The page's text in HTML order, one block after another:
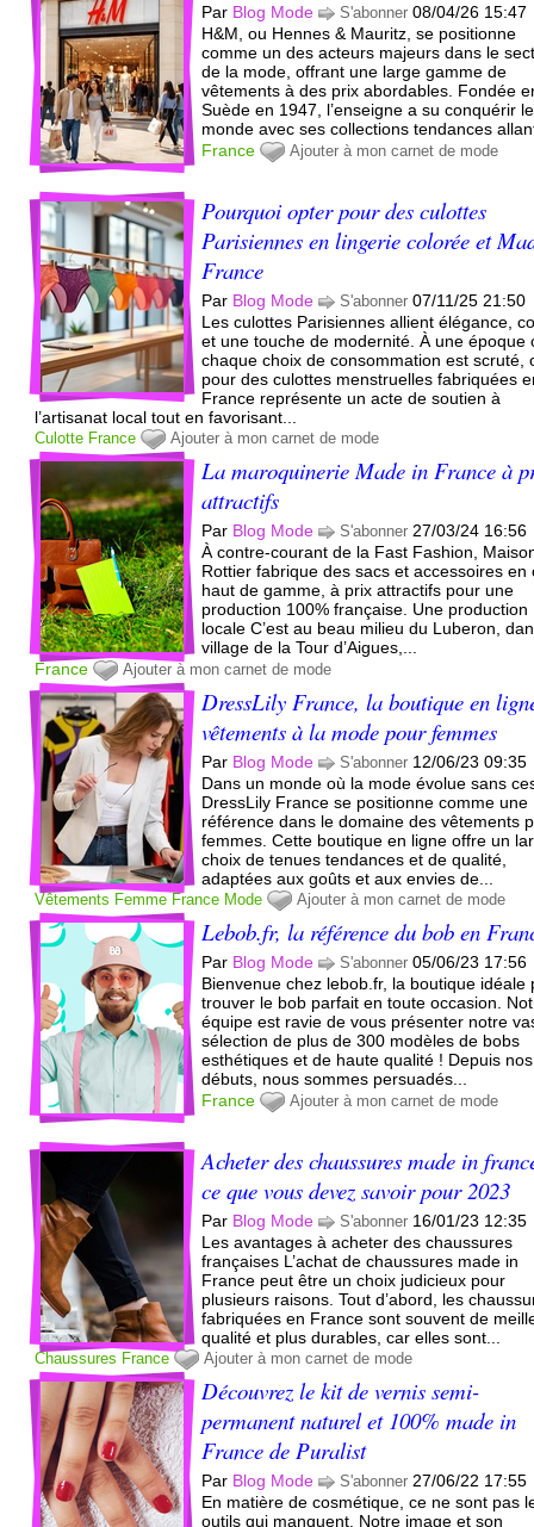
Par Blog Mode S'abonner 08/04/26 15:47
H&M, ou Hennes & Mauritz, se positionne
comme un des acteurs majeurs dans le
de la mode, offrant une large gamme de
vêtements à des prix abordables. Fondée
Suède en 1947, l’enseigne a su conquérir le
monde avec ses collections tendances
France
Ajouter à mon carnet de mode
Pourquoi opter pour des culottes
Parisiennes en lingerie colorée et
France
Par Blog Mode S'abonner 07/11/25 21:50
Les culottes Parisiennes allient élégance,
et une touche de modernité. À une époque
chaque choix de consommation est scruté,
pour des culottes menstruelles fabriquées
France représente un acte de soutien à
l’artisanat local tout en favorisant...
Culotte France Ajouter à mon carnet de mode
La maroquinerie Made in France à
attractifs
Par Blog Mode S'abonner 27/03/24 16:56
À contre-courant de la Fast Fashion,
Rottier fabrique des sacs et accessoires en
haut de gamme, à prix attractifs pour une
production 100% française. Une production
locale C’est au beau milieu du Luberon,
village de la Tour d’Aigues,...
France
Ajouter à mon carnet de mode
DressLily France, la boutique en
vêtements à la mode pour femmes
Par Blog Mode S'abonner 12/06/23 09:35
Dans un monde où la mode évolue sans
DressLily France se positionne comme une
référence dans le domaine des vêtements
femmes. Cette boutique en ligne offre un
choix de tenues tendances et de qualité,
adaptées aux goûts et aux envies de...
Vêtements Femme France Mode Ajouter à mon carnet de mode
Lebob.fr, la référence du bob en
Par Blog Mode S'abonner 05/06/23 17:56
Bienvenue chez lebob.fr, la boutique idéale
trouver le bob parfait en toute occasion.
équipe est ravie de vous présenter notre
sélection de plus de 300 modèles de bobs
esthétiques et de haute qualité ! Depuis nos
débuts, nous sommes persuadés...
France
Ajouter à mon carnet de mode
Acheter des chaussures made in
ce que vous devez savoir pour 2023
Par Blog Mode S'abonner 16/01/23 12:35
Les avantages à acheter des chaussures
françaises L’achat de chaussures made in
France peut être un choix judicieux pour
plusieurs raisons. Tout d’abord, les
fabriquées en France sont souvent de
qualité et plus durables, car elles sont...
Chaussures France Ajouter à mon carnet de mode
Découvrez le kit de vernis semi-
permanent naturel et 100% made in
France de Puralist
Par Blog Mode S'abonner 27/06/22 17:55
En matière de cosmétique, ce ne sont pas
outils qui manquent. Notre image et son